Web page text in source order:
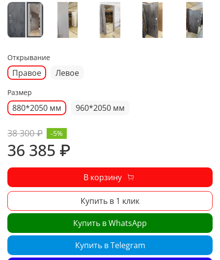
Открывание
Правое Левое
Размер
880*2050 мм 960*2050 мм
38 300 ₽
36 385 ₽
-5%
В корзину
Купить в 1 клик
Купить в WhatsApp
Купить в Telegram